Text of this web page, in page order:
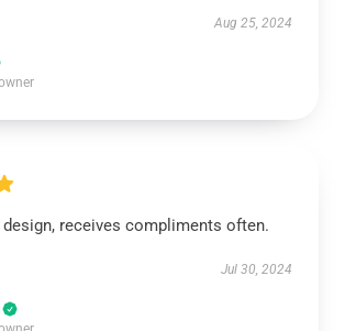
Aug 25, 2024
design, receives compliments often.
Jul 30, 2024